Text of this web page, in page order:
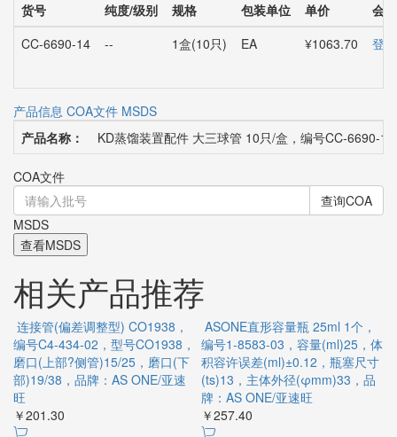
货号
纯度/级别 规格 包装单位 单价
会
CC-6690-14
-- 1盒(10只) EA ¥1063.70 登
产品信息 COA文件 MSDS
产品名称：
KD蒸馏装置配件 大三球管 10只/盒，编号CC-6690-
COA文件
查询COA
MSDS
查看MSDS
相关产品推荐
连接管(偏差调整型) CO1938，
编号C4-434-02，型号CO1938，
磨口(上部?侧管)15/25，磨口(下
部)19/38，品牌：AS ONE/亚速
旺
￥201.30
ASONE直形容量瓶 25ml 1个，
编号1-8583-03，容量(ml)25，体
积容许误差(ml)±0.12，瓶塞尺寸
(ts)13，主体外径(φmm)33，品
牌：AS ONE/亚速旺
￥257.40